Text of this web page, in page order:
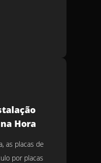
Hora
as placas de
por placas